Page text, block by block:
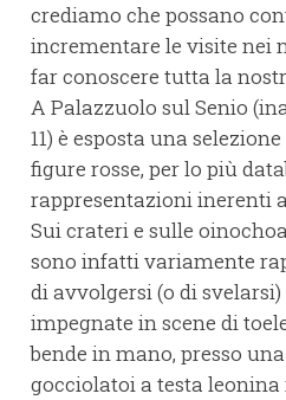
crediamo che possano
incrementare le visite nei
far conoscere tutta la
A Palazzuolo sul Senio
11) è esposta una
figure rosse, per lo più
rappresentazioni inerenti
Sui crateri e sulle
sono infatti variamente
di avvolgersi (o di
impegnate in scene di
bende in mano, presso
gocciolatoi a testa